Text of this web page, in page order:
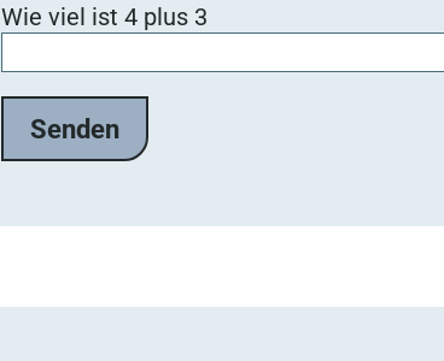
Wie viel ist 4 plus 3